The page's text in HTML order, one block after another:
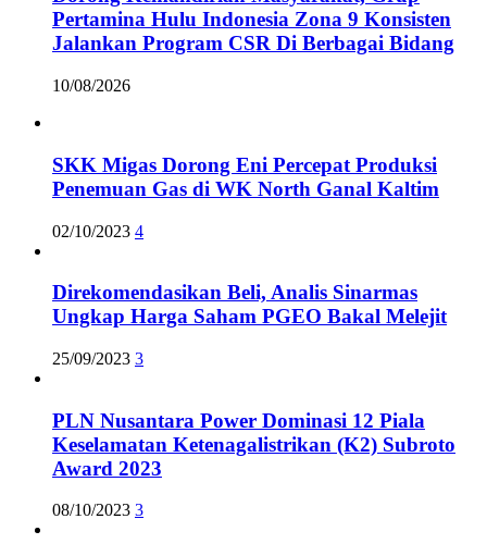
Pertamina Hulu Indonesia Zona 9 Konsisten
Jalankan Program CSR Di Berbagai Bidang
10/08/2026
SKK Migas Dorong Eni Percepat Produksi
Penemuan Gas di WK North Ganal Kaltim
02/10/2023 4
Direkomendasikan Beli, Analis Sinarmas
Ungkap Harga Saham PGEO Bakal Melejit
25/09/2023 3
PLN Nusantara Power Dominasi 12 Piala
Keselamatan Ketenagalistrikan (K2) Subroto
Award 2023
08/10/2023 3